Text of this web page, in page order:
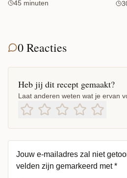
45 minuten
0 Reacties
Heb jij dit recept gemaakt?
Laat anderen weten wat je ervan
Jouw e-mailadres zal niet
velden zijn gemarkeerd met*